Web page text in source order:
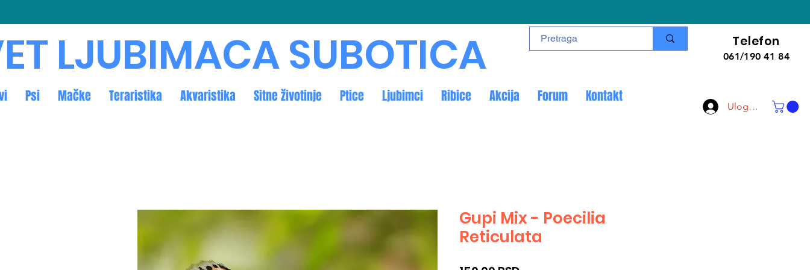
Telefon
061/190 41 84
Uloguj se
Psi Mačke Teraristika Akvaristika Sitne životinje Ptice Ljubimci Ribice Akcija Forum Kontakt
LJUBIMACA SUBOTICA
Gupi Mix - Poecilia
Reticulata